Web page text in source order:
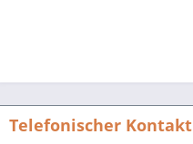
Telefonischer Kontakt